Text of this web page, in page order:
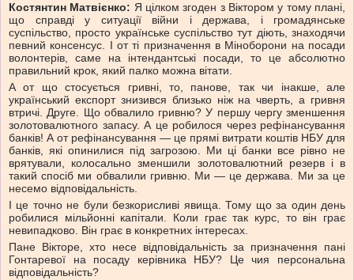
Костянтин Матвієнко: Я цілком згоден з Віктором у тому плані,
що справді у ситуації війни і держава, і громадянське
суспільство, просто українське суспільство тут діють, знаходячи
певний консенсус. І от ті призначення в Міноборони на посади
волонтерів, саме на інтендантські посади, то це абсолютно
правильний крок, який палко можна вітати.
А от що стосується гривні, то, панове, так чи інакше, але
український експорт знизився близько ніж на чверть, а гривня
втричі. Друге. Що обвалило гривню? У першу чергу зменшення
золотовалютного запасу. А це робилося через рефінансування
банків! А от рефінансування — це прямі витрати коштів НБУ для
банків, які опинилися під загрозою. Ми ці банки все рівно не
врятували, колосально зменшили золотовалютний резерв і в
такий спосіб ми обвалили гривню. Ми — це держава. Ми за це
несемо відповідальність.
І це точно не були безкорисливі явища. Тому що за один день
робилися мільйонні капітали. Коли грає так курс, то він грає
невипадково. Він грає в конкретних інтересах.
Пане Вікторе, хто несе відповідальність за призначення пані
Гонтаревої на посаду керівника НБУ? Це чия персональна
відповідальність?